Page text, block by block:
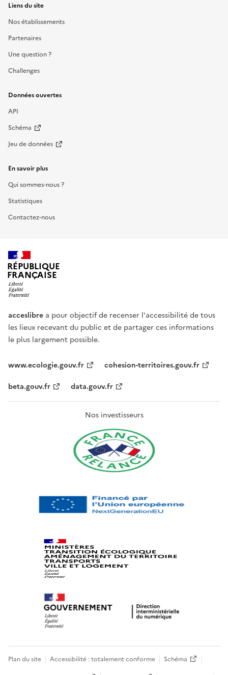
Liens du site
Nos établissements
Partenaires
Une question ?
Challenges
Données ouvertes
API
Schéma
Jeu de données
En savoir plus
Qui sommes-nous ?
Statistiques
Contactez-nous
RÉPUBLIQUE
FRANÇAISE
acceslibre a pour objectif de recenser l'accessibilité de tous
les lieux recevant du public et de partager ces informations
le plus largement possible.
www.ecologie.gouv.fr
cohesion-territoires.gouv.fr
beta.gouv.fr
data.gouv.fr
Nos investisseurs
Plan du site Accessibilité : totalement conforme
Schéma